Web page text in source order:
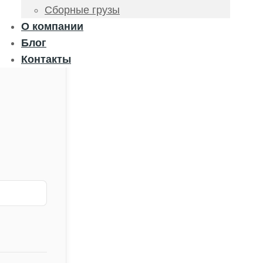
Сборные грузы
О компании
Блог
Контакты